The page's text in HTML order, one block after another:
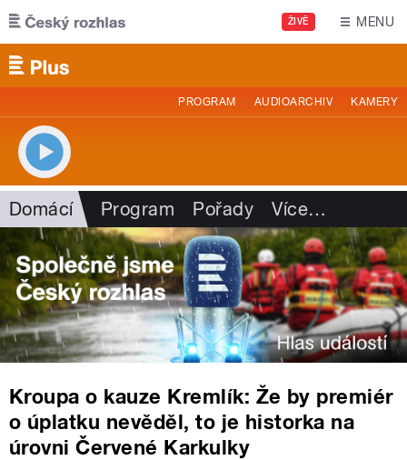
Přejít k hlavnímu obsahu
ŽIVĚ MENU
PROGRAM AUDIOARCHIV KAMERY
Domácí Program Pořady Více…
Kroupa o kauze Kremlík: Že by premiér
o úplatku nevěděl, to je historka na
úrovni Červené Karkulky